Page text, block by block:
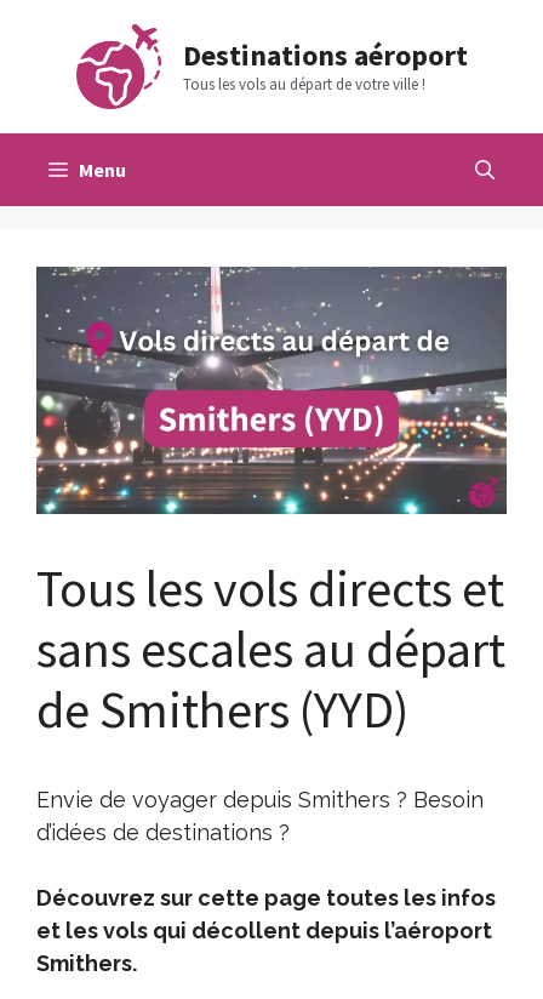
contenu
Destinations aéroport
Tous les vols au départ de votre ville !
Menu
Tous les vols directs et
sans escales au départ
de Smithers (YYD)
Envie de voyager depuis Smithers ? Besoin
d’idées de destinations ?
Découvrez sur cette page toutes les infos
et les vols qui décollent depuis l’aéroport
Smithers.